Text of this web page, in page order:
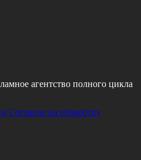
агентство полного цикла
Согласие на обработку